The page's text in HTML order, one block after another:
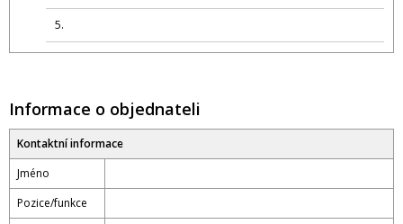
5.
Informace o objednateli
Kontaktní informace
Jméno
Pozice/funkce